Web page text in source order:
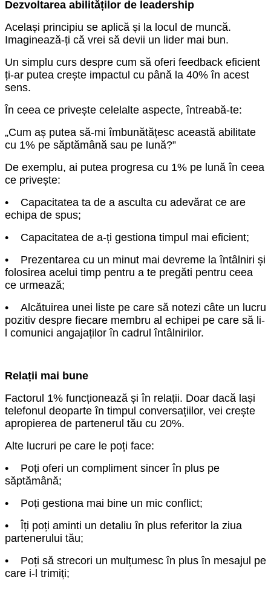
Dezvoltarea abilităților de leadership
Același principiu se aplică și la locul de muncă.
Imaginează-ți că vrei să devii un lider mai bun.
Un simplu curs despre cum să oferi feedback eficient
ți-ar putea crește impactul cu până la 40% în acest
sens.
În ceea ce privește celelalte aspecte, întreabă-te:
„Cum aș putea să-mi îmbunătățesc această abilitate
cu 1% pe săptămână sau pe lună?”
De exemplu, ai putea progresa cu 1% pe lună în ceea
ce privește:
• Capacitatea ta de a asculta cu adevărat ce are
echipa de spus;
• Capacitatea de a-ți gestiona timpul mai eficient;
• Prezentarea cu un minut mai devreme la întâlniri și
folosirea acelui timp pentru a te pregăti pentru ceea
ce urmează;
• Alcătuirea unei liste pe care să notezi câte un lucru
pozitiv despre fiecare membru al echipei pe care să li-
l comunici angajaților în cadrul întâlnirilor.
Relații mai bune
Factorul 1% funcționează și în relații. Doar dacă lași
telefonul deoparte în timpul conversațiilor, vei crește
apropierea de partenerul tău cu 20%.
Alte lucruri pe care le poți face:
• Poți oferi un compliment sincer în plus pe
săptămână;
• Poți gestiona mai bine un mic conflict;
• Îți poți aminti un detaliu în plus referitor la ziua
partenerului tău;
• Poți să strecori un mulțumesc în plus în mesajul pe
care i-l trimiți;